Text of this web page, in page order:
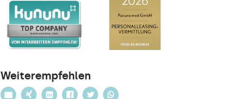
Weiterempfehlen